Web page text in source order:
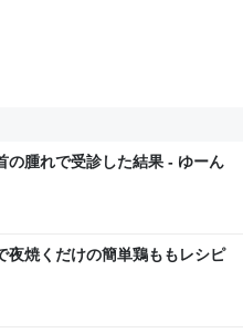
の腫れで受診した結果 - ゆーん
夜焼くだけの簡単鶏ももレシピ